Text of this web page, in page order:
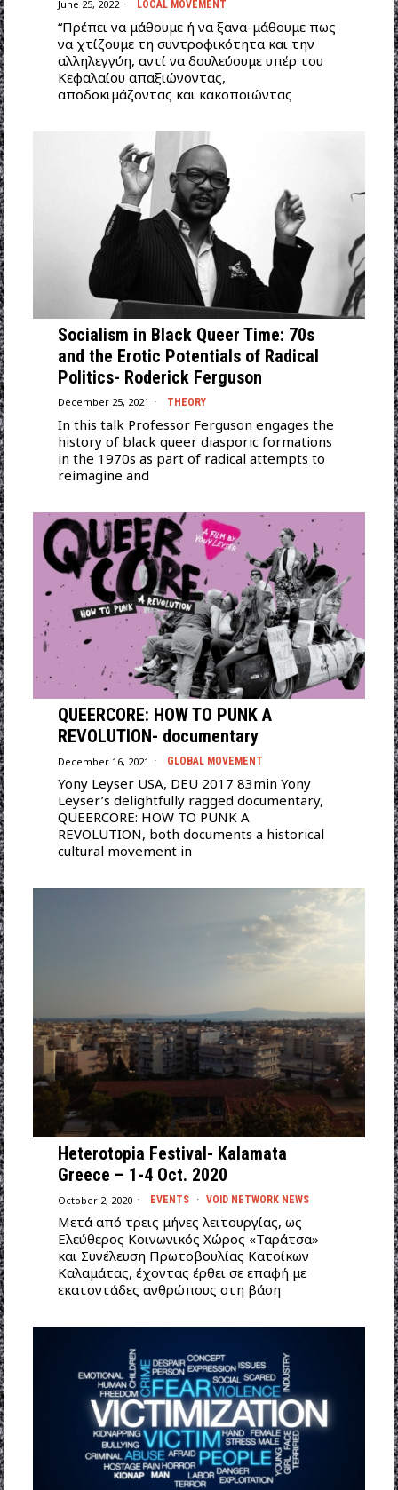
June 25, 2022 LOCAL MOVEMENT
“Πρέπει να μάθουμε ή να ξανα-μάθουμε πως
να χτίζουμε τη συντροφικότητα και την
αλληλεγγύη, αντί να δουλεύουμε υπέρ του
Κεφαλαίου απαξιώνοντας,
αποδοκιμάζοντας και κακοποιώντας
Socialism in Black Queer Time: 70s
and the Erotic Potentials of Radical
Politics- Roderick Ferguson
December 25, 2021 THEORY
In this talk Professor Ferguson engages the
history of black queer diasporic formations
in the 1970s as part of radical attempts to
reimagine and
QUEERCORE: HOW TO PUNK A
REVOLUTION- documentary
December 16, 2021 GLOBAL MOVEMENT
Yony Leyser USA, DEU 2017 83min Yony
Leyser’s delightfully ragged documentary,
QUEERCORE: HOW TO PUNK A
REVOLUTION, both documents a historical
cultural movement in
Heterotopia Festival- Kalamata
Greece – 1-4 Oct. 2020
October 2, 2020 EVENTS · VOID NETWORK NEWS
Μετά από τρεις μήνες λειτουργίας, ως
Ελεύθερος Κοινωνικός Χώρος «Ταράτσα»
και Συνέλευση Πρωτοβουλίας Κατοίκων
Καλαμάτας, έχοντας έρθει σε επαφή με
εκατοντάδες ανθρώπους στη βάση